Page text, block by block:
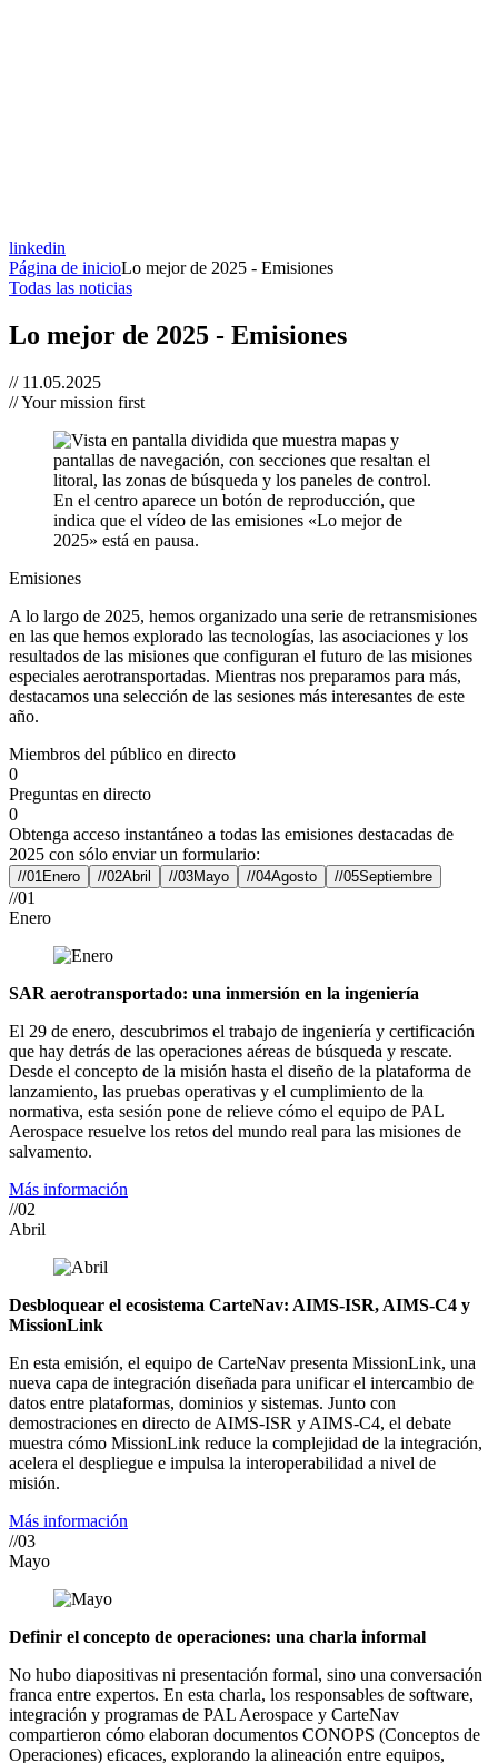
linkedin
Página de inicioLo mejor de 2025 - Emisiones
Todas las noticias
Lo mejor de 2025 - Emisiones
// 11.05.2025
// Your mission first
Emisiones
A lo largo de 2025, hemos organizado una serie de retransmisiones
en las que hemos explorado las tecnologías, las asociaciones y los
resultados de las misiones que configuran el futuro de las misiones
especiales aerotransportadas. Mientras nos preparamos para más,
destacamos una selección de las sesiones más interesantes de este
año.
Miembros del público en directo
0
Preguntas en directo
0
Obtenga acceso instantáneo a todas las emisiones destacadas de
2025 con sólo enviar un formulario:
//01 Enero //02Abril //03Mayo //04Agosto //05Septiembre
//01
Enero
SAR aerotransportado: una inmersión en la ingeniería
El 29 de enero, descubrimos el trabajo de ingeniería y certificación
que hay detrás de las operaciones aéreas de búsqueda y rescate.
Desde el concepto de la misión hasta el diseño de la plataforma de
lanzamiento, las pruebas operativas y el cumplimiento de la
normativa, esta sesión pone de relieve cómo el equipo de PAL
Aerospace resuelve los retos del mundo real para las misiones de
salvamento.
Más información
//02
Abril
Desbloquear el ecosistema CarteNav: AIMS-ISR, AIMS-C4 y
MissionLink
En esta emisión, el equipo de CarteNav presenta MissionLink, una
nueva capa de integración diseñada para unificar el intercambio de
datos entre plataformas, dominios y sistemas. Junto con
demostraciones en directo de AIMS-ISR y AIMS-C4, el debate
muestra cómo MissionLink reduce la complejidad de la integración,
acelera el despliegue e impulsa la interoperabilidad a nivel de
misión.
Más información
//03
Mayo
Definir el concepto de operaciones: una charla informal
No hubo diapositivas ni presentación formal, sino una conversación
franca entre expertos. En esta charla, los responsables de software,
integración y programas de PAL Aerospace y CarteNav
compartieron cómo elaboran documentos CONOPS (Conceptos de
Operaciones) eficaces, explorando la alineación entre equipos,